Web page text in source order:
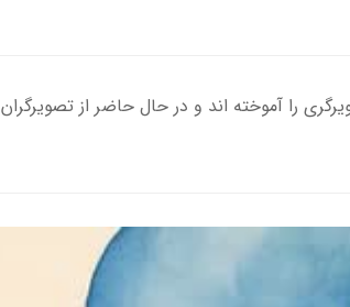
تصویرگری را آموخته اند و در حال حاضر از تصویرگران